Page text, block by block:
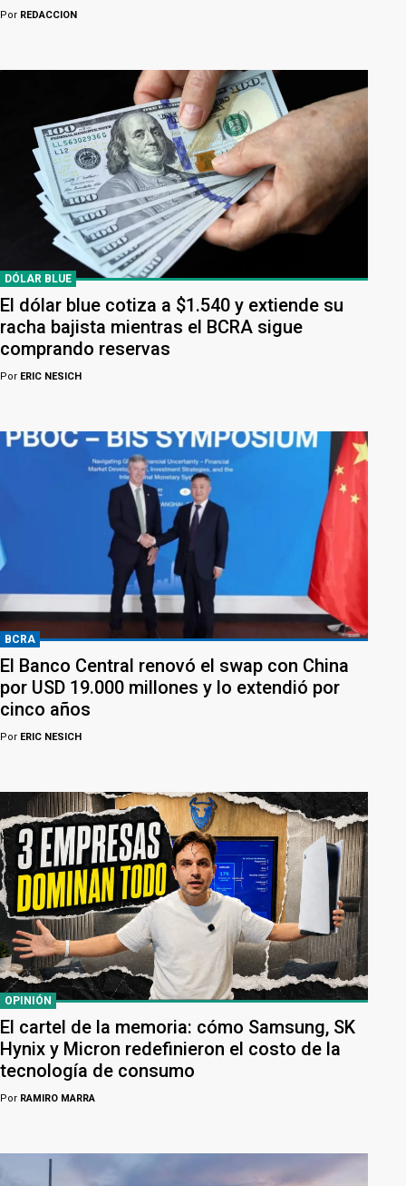
Por REDACCION
DÓLAR BLUE
El dólar blue cotiza a $1.540 y extiende su
racha bajista mientras el BCRA sigue
comprando reservas
Por ERIC NESICH
BCRA
El Banco Central renovó el swap con China
por USD 19.000 millones y lo extendió por
cinco años
Por ERIC NESICH
OPINIÓN
El cartel de la memoria: cómo Samsung, SK
Hynix y Micron redefinieron el costo de la
tecnología de consumo
Por RAMIRO MARRA